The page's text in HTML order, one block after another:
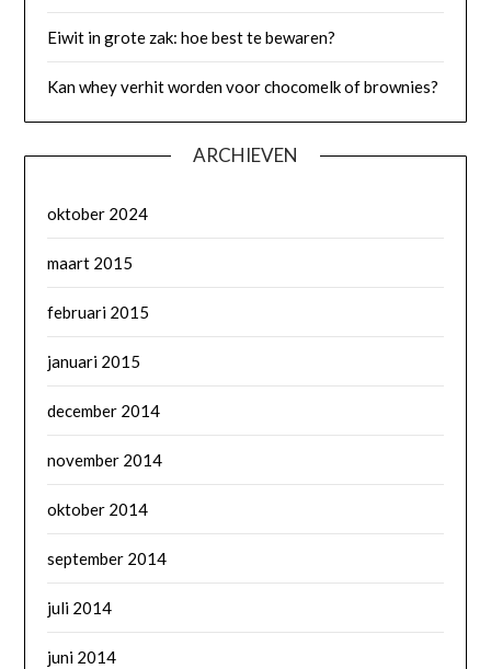
Eiwit in grote zak: hoe best te bewaren?
Kan whey verhit worden voor chocomelk of brownies?
ARCHIEVEN
oktober 2024
maart 2015
februari 2015
januari 2015
december 2014
november 2014
oktober 2014
september 2014
juli 2014
juni 2014